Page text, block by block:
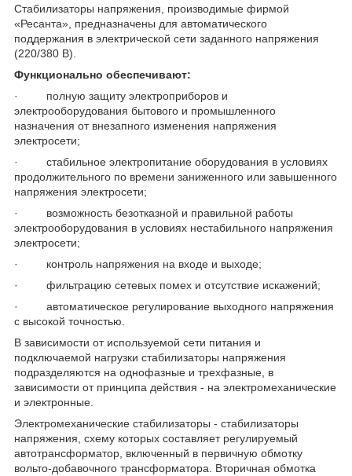
Стабилизаторы напряжения, производимые фирмой
«Ресанта», предназначены для автоматического
поддержания в электрической сети заданного напряжения
(220/380 В).
Функционально обеспечивают:
· полную защиту электроприборов и
электрооборудования бытового и промышленного
назначения от внезапного изменения напряжения
электросети;
· стабильное электропитание оборудования в условиях
продолжительного по времени заниженного или завышенного
напряжения электросети;
· возможность безотказной и правильной работы
электро­оборудования в условиях нестабильного напряжения
электросети;
· контроль напряжения на входе и выходе;
· фильтрацию сетевых помех и отсутствие искажений;
· автоматическое регулирование выходного напряжения
с высокой точностью.
В зависимости от используемой сети питания и
подключаемой нагрузки стабилизаторы напряжения
подразде­ляются на однофазные и трехфазные, в
зависимости от принципа действия - на электромеханические
и электронные.
Электромеханические стабилизаторы - стабилизаторы
напряжения, схему которых составляет регулируемый
автотрансформатор, включенный в первичную обмотку
вольто-добавочного трансформатора. Вторичная обмотка